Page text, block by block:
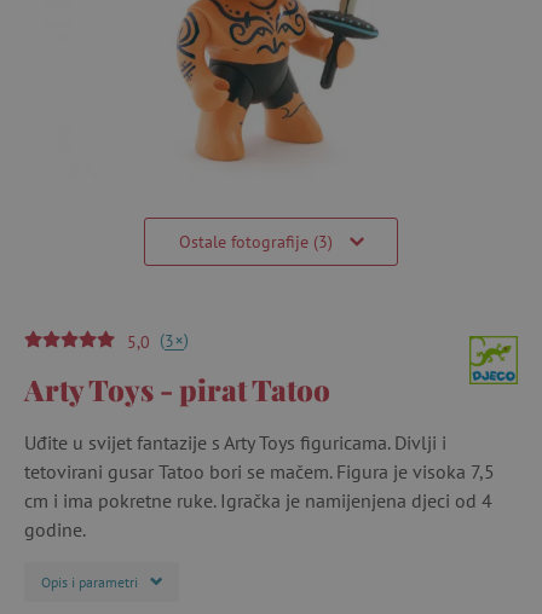
Ostale fotografije (3)
5,0 (3+)
Arty Toys - pirat Tatoo
Uđite u svijet fantazije s Arty Toys figuricama. Divlji i
tetovirani gusar Tatoo bori se mačem. Figura je visoka 7,5
cm i ima pokretne ruke. Igračka je namijenjena djeci od 4
godine.
Opis i parametri